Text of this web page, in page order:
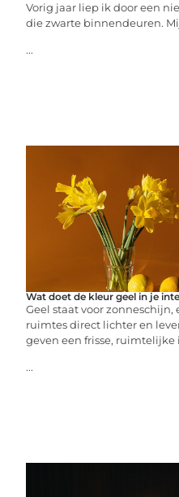
Vorig jaar liep ik door een
die zwarte binnendeuren.
...
Wat doet de kleur geel in je
Geel staat voor
ruimtes direct lichter en
geven een frisse, ruimtelijke
...